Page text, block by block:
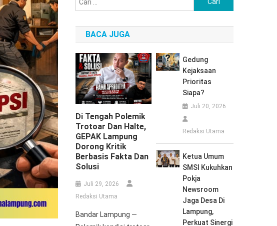
untuk:
BACA JUGA
Di Tengah Polemik
Trotoar Dan Halte,
GEPAK Lampung
Dorong Kritik
Berbasis Fakta Dan
Solusi
Juli 29, 2026
Redaksi Utama
Bandar Lampung —
Gedung
Kejaksaan
Prioritas
Siapa?
Juli 20, 2026
Redaksi Utama
Ketua Umum
SMSI Kukuhkan
Pokja
Newsroom
Jaga Desa Di
Lampung,
Perkuat Sinergi